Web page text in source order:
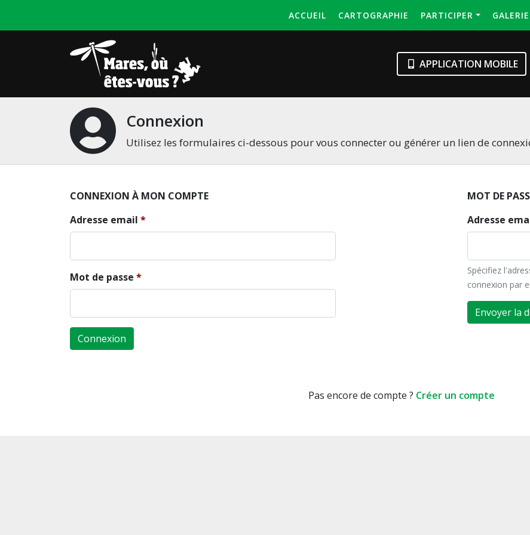
ACCUEIL CARTOGRAPHIE PARTICIPER
APPLICATION MOBILE
Connexion
Utilisez les formulaires ci-dessous pour vous connecter ou générer un lien de
CONNEXION À MON COMPTE
Adresse email
Mot de passe
Connexion
MOT DE
Adresse
Spécifiez
connexion par
Envoyer la
Pas encore de compte ? Créer un compte